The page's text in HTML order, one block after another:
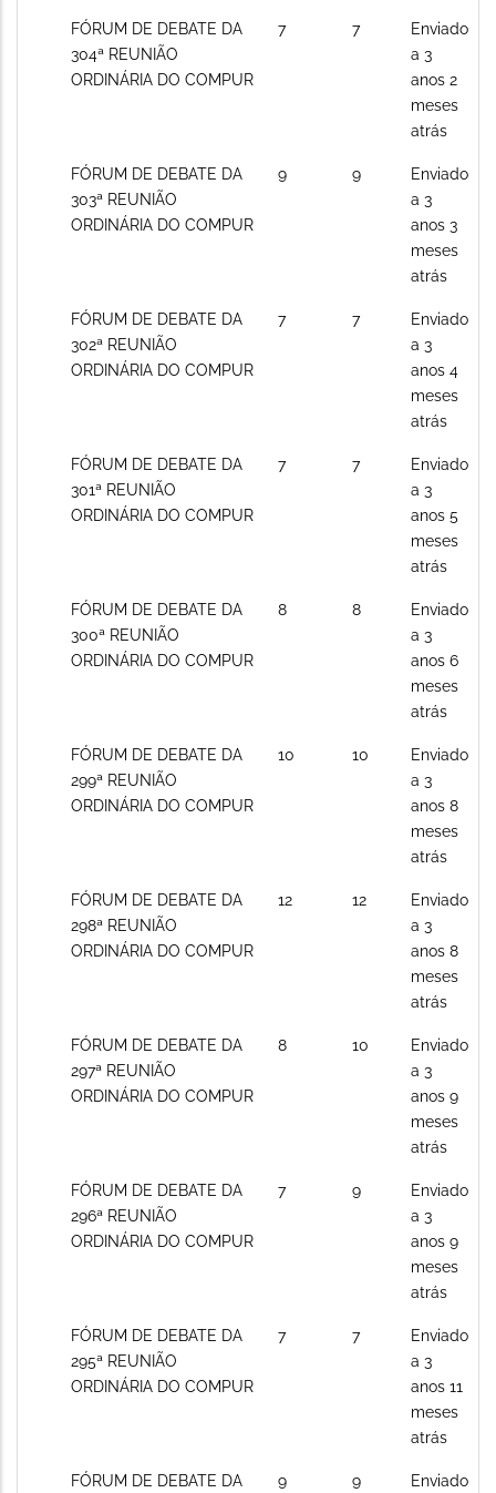
Sem
novos
posts
FÓRUM DE DEBATE DA
304ª REUNIÃO
ORDINÁRIA DO COMPUR
7 7
Enviado
a 3
anos 2
meses
atrás
Sem
novos
posts
FÓRUM DE DEBATE DA
303ª REUNIÃO
ORDINÁRIA DO COMPUR
9 9
Enviado
a 3
anos 3
meses
atrás
Sem
novos
posts
FÓRUM DE DEBATE DA
302ª REUNIÃO
ORDINÁRIA DO COMPUR
7 7
Enviado
a 3
anos 4
meses
atrás
Sem
novos
posts
FÓRUM DE DEBATE DA
301ª REUNIÃO
ORDINÁRIA DO COMPUR
7 7
Enviado
a 3
anos 5
meses
atrás
Sem
novos
posts
FÓRUM DE DEBATE DA
300ª REUNIÃO
ORDINÁRIA DO COMPUR
8 8
Enviado
a 3
anos 6
meses
atrás
Sem
novos
posts
FÓRUM DE DEBATE DA
299ª REUNIÃO
ORDINÁRIA DO COMPUR
10 10
Enviado
a 3
anos 8
meses
atrás
Sem
novos
posts
FÓRUM DE DEBATE DA
298ª REUNIÃO
ORDINÁRIA DO COMPUR
12 12
Enviado
a 3
anos 8
meses
atrás
Sem
novos
posts
FÓRUM DE DEBATE DA
297ª REUNIÃO
ORDINÁRIA DO COMPUR
8 10
Enviado
a 3
anos 9
meses
atrás
Sem
novos
posts
FÓRUM DE DEBATE DA
296ª REUNIÃO
ORDINÁRIA DO COMPUR
7 9
Enviado
a 3
anos 9
meses
atrás
Sem
novos
posts
FÓRUM DE DEBATE DA
295ª REUNIÃO
ORDINÁRIA DO COMPUR
7 7
Enviado
a 3
anos 11
meses
atrás
Sem
FÓRUM DE DEBATE DA 9 9 Enviado